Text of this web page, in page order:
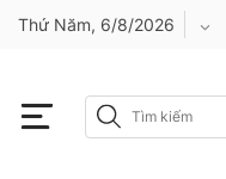
Thứ Năm, 6/8/2026